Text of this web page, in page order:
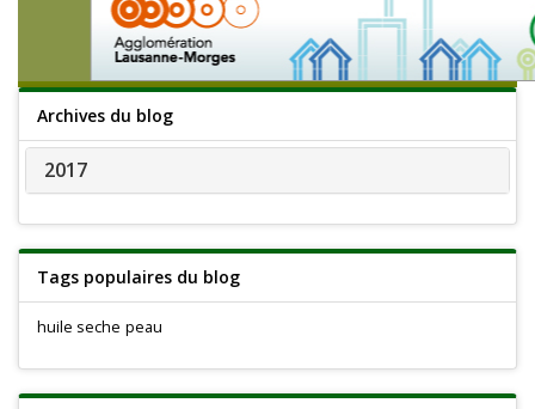
Archives du blog
2017
Tags populaires du blog
huile seche peau